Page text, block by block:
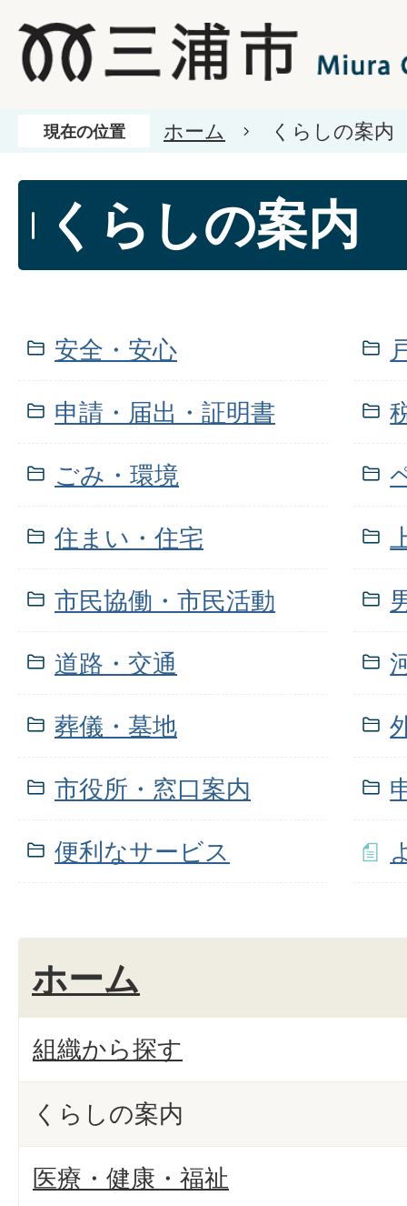
現在の位置 ホーム くらしの案内
くらしの案内
安全・安心
申請・届出・証明書
ごみ・環境
住まい・住宅
市民協働・市民活動
道路・交通
葬儀・墓地
市役所・窓口案内
便利なサービス
ホーム
組織から探す
くらしの案内
医療・健康・福祉